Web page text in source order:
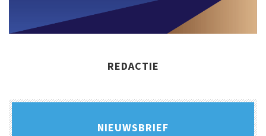
REDACTIE
NIEUWSBRIEF